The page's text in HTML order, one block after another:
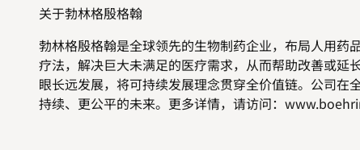
关于勃林格殷格翰
勃林格殷格翰是全球领先的生物制药企业，布局人用药
疗法，解决巨大未满足的医疗需求，从而帮助改善或延
眼长远发展，将可持续发展理念贯穿全价值链。公司在
持续、更公平的未来。更多详情，请访问：